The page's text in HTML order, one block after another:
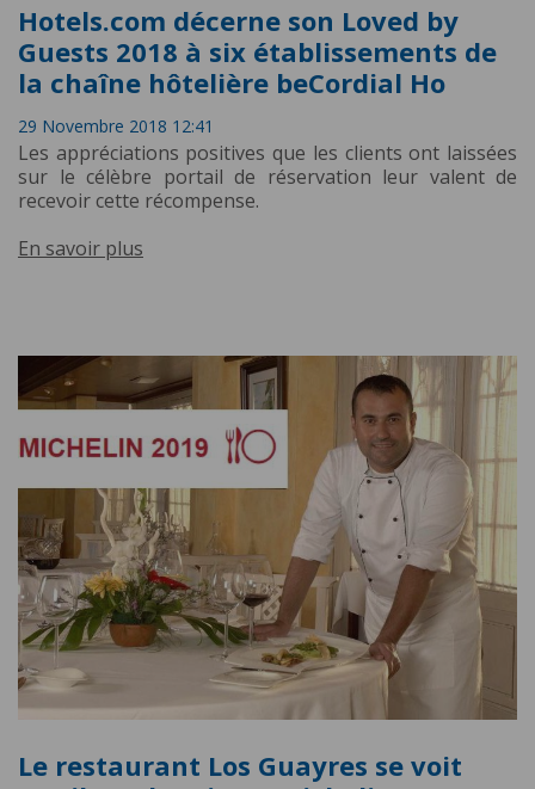
Hotels.com décerne son Loved by
Guests 2018 à six établissements de
la chaîne hôtelière beCordial Ho
29 Novembre 2018 12:41
Les appréciations positives que les clients ont laissées
sur le célèbre portail de réservation leur valent de
recevoir cette récompense.
En savoir plus
Le restaurant Los Guayres se voit